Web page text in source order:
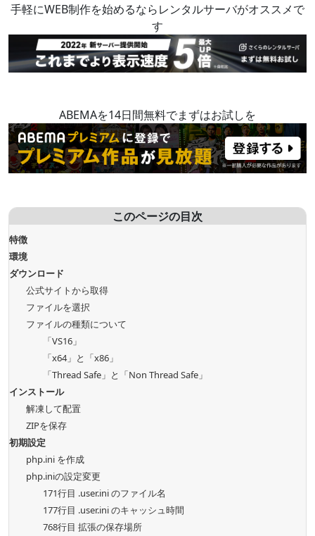
手軽にWEB制作を始めるならレンタルサーバがオススメで
す
ABEMAを14日間無料でまずはお試しを
このページの目次
特徴
環境
ダウンロード
公式サイトから取得
ファイルを選択
ファイルの種類について
「VS16」
「x64」と「x86」
「Thread Safe」と「Non Thread Safe」
インストール
解凍して配置
ZIPを保存
初期設定
php.ini を作成
php.iniの設定変更
171行目 .user.ini のファイル名
177行目 .user.ini のキャッシュ時間
768行目 拡張の保存場所